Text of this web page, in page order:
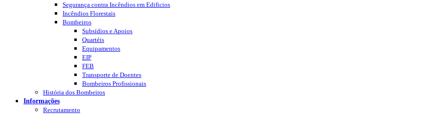
Segurança contra Incêndios em Edificios
Incêndios Florestais
Bombeiros
Subsídios e Apoios
Quartéis
Equipamentos
EIP
FEB
Transporte de Doentes
Bombeiros Profissionais
História dos Bombeiros
Informações
Recrutamento